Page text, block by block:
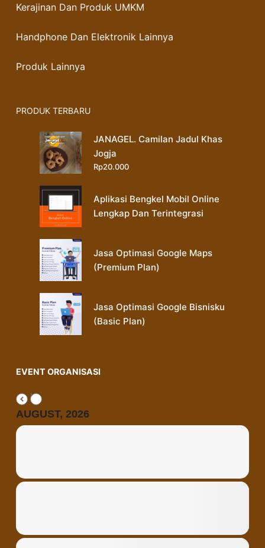
Kerajinan Dan Produk UMKM
Handphone Dan Elektronik Lainnya
Produk Lainnya
PRODUK TERBARU
JANAGEL. Camilan Jadul Khas
Jogja
Rp20.000
Aplikasi Bengkel Mobil Online
Lengkap Dan Terintegrasi
Jasa Optimasi Google Maps
(Premium Plan)
Jasa Optimasi Google Bisnisku
(Basic Plan)
EVENT ORGANISASI
AUGUST, 2026